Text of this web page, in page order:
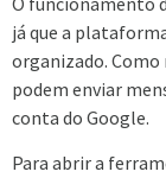
já que a
organizado. Como
podem enviar
conta do Google.
Para abrir a